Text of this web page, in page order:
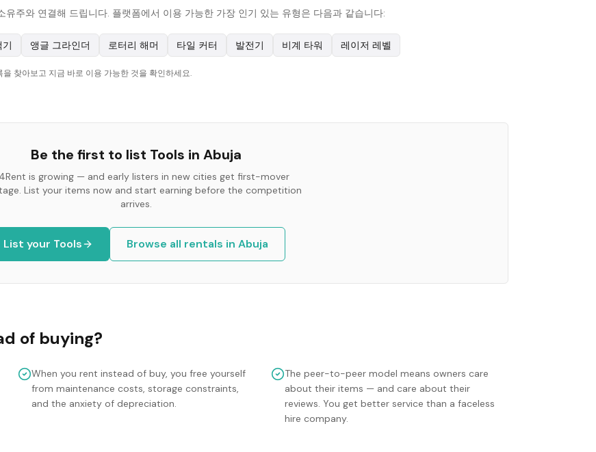
주와 연결해 드립니다. 플랫폼에서 이용 가능한 가장 인기 있는 유형은 다음과 같습니다:
앵글 그라인더 로터리 해머 타일 커터 발전기 비계 타워 레이저 레벨
찾아보고 지금 바로 이용 가능한 것을 확인하세요.
Be the first to list Tools in Abuja
is growing — and early listers in new cities get first-mover
List your items now and start earning before the competition
arrives.
List your Tools Browse all rentals in Abuja
of buying?
When you rent instead of buy, you free yourself
from maintenance costs, storage constraints,
and the anxiety of depreciation.
The peer-to-peer model means owners care
about their items — and care about their
reviews. You get better service than a faceless
hire company.